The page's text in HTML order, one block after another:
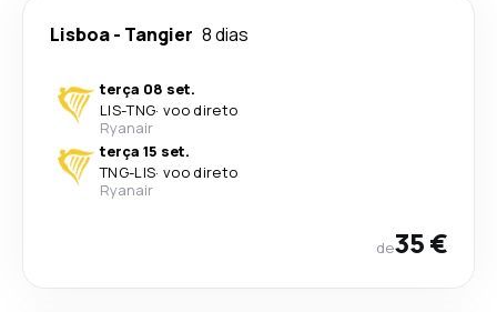
Lisboa- Tangier 8 dias
terça 08 set.
LIS-TNG· voo direto
Ryanair
terça 15 set.
TNG-LIS· voo direto
Ryanair
de35 €